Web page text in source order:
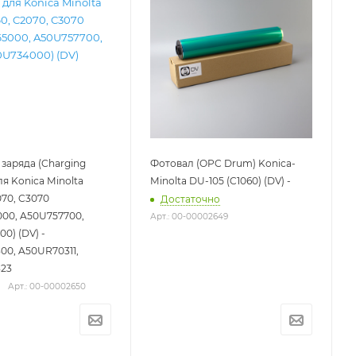
(Charging
Konica Minolta
C3070
A50U757700,
(DV) -
A50UR70311,
Арт.: 00-00002650
Фотовал (OPC Drum) Konica-
Minolta DU-105 (C1060) (DV) -
Достаточно
Арт.: 00-00002649